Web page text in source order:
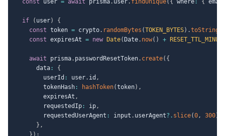
const user = await prisma. user. findUnique( { where : {
if ( user)
{
const token = crypto. randomBytes (TOKEN_BYTES) .toString
const expiresAt = new Date( Date. now( ) +
await prisma. passwordResetToken. create( {
      data
:
{
        userId
: user. id ,
        tokenHash
: hashToken(token) ,
        expiresAt
,
        requestedIp
: ip,
        requestedUserAgent
: input . userAgent?. slice(0, 300)
} ,
} ) ;